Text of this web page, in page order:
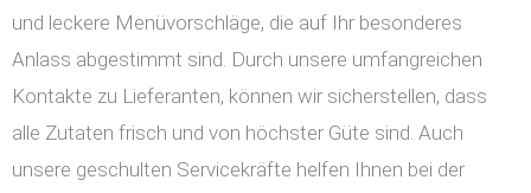
und leckere Menüvorschläge, die auf Ihr besonderes
Anlass abgestimmt sind. Durch unsere umfangreichen
Kontakte zu Lieferanten, können wir sicherstellen, dass
alle Zutaten frisch und von höchster Güte sind. Auch
unsere geschulten Servicekräfte helfen Ihnen bei der